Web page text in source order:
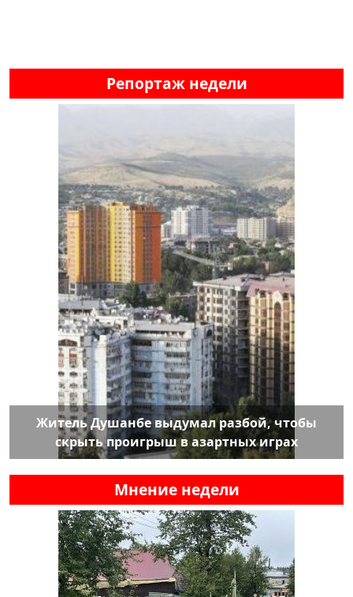
Репортаж недели
Житель Душанбе выдумал разбой, чтобы
скрыть проигрыш в азартных играх
Мнение недели